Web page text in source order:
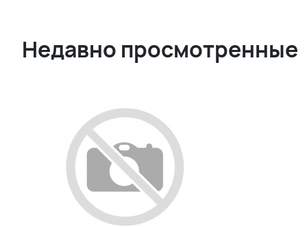
Недавно просмотренные